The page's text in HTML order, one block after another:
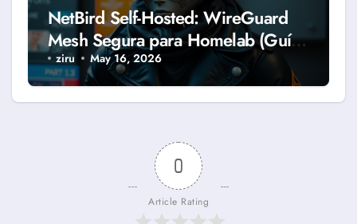
NetBird Self-Hosted: WireGuard
Mesh Segura para Homelab (Guía
2026)
ziru May 16, 2026
0
Article Rating